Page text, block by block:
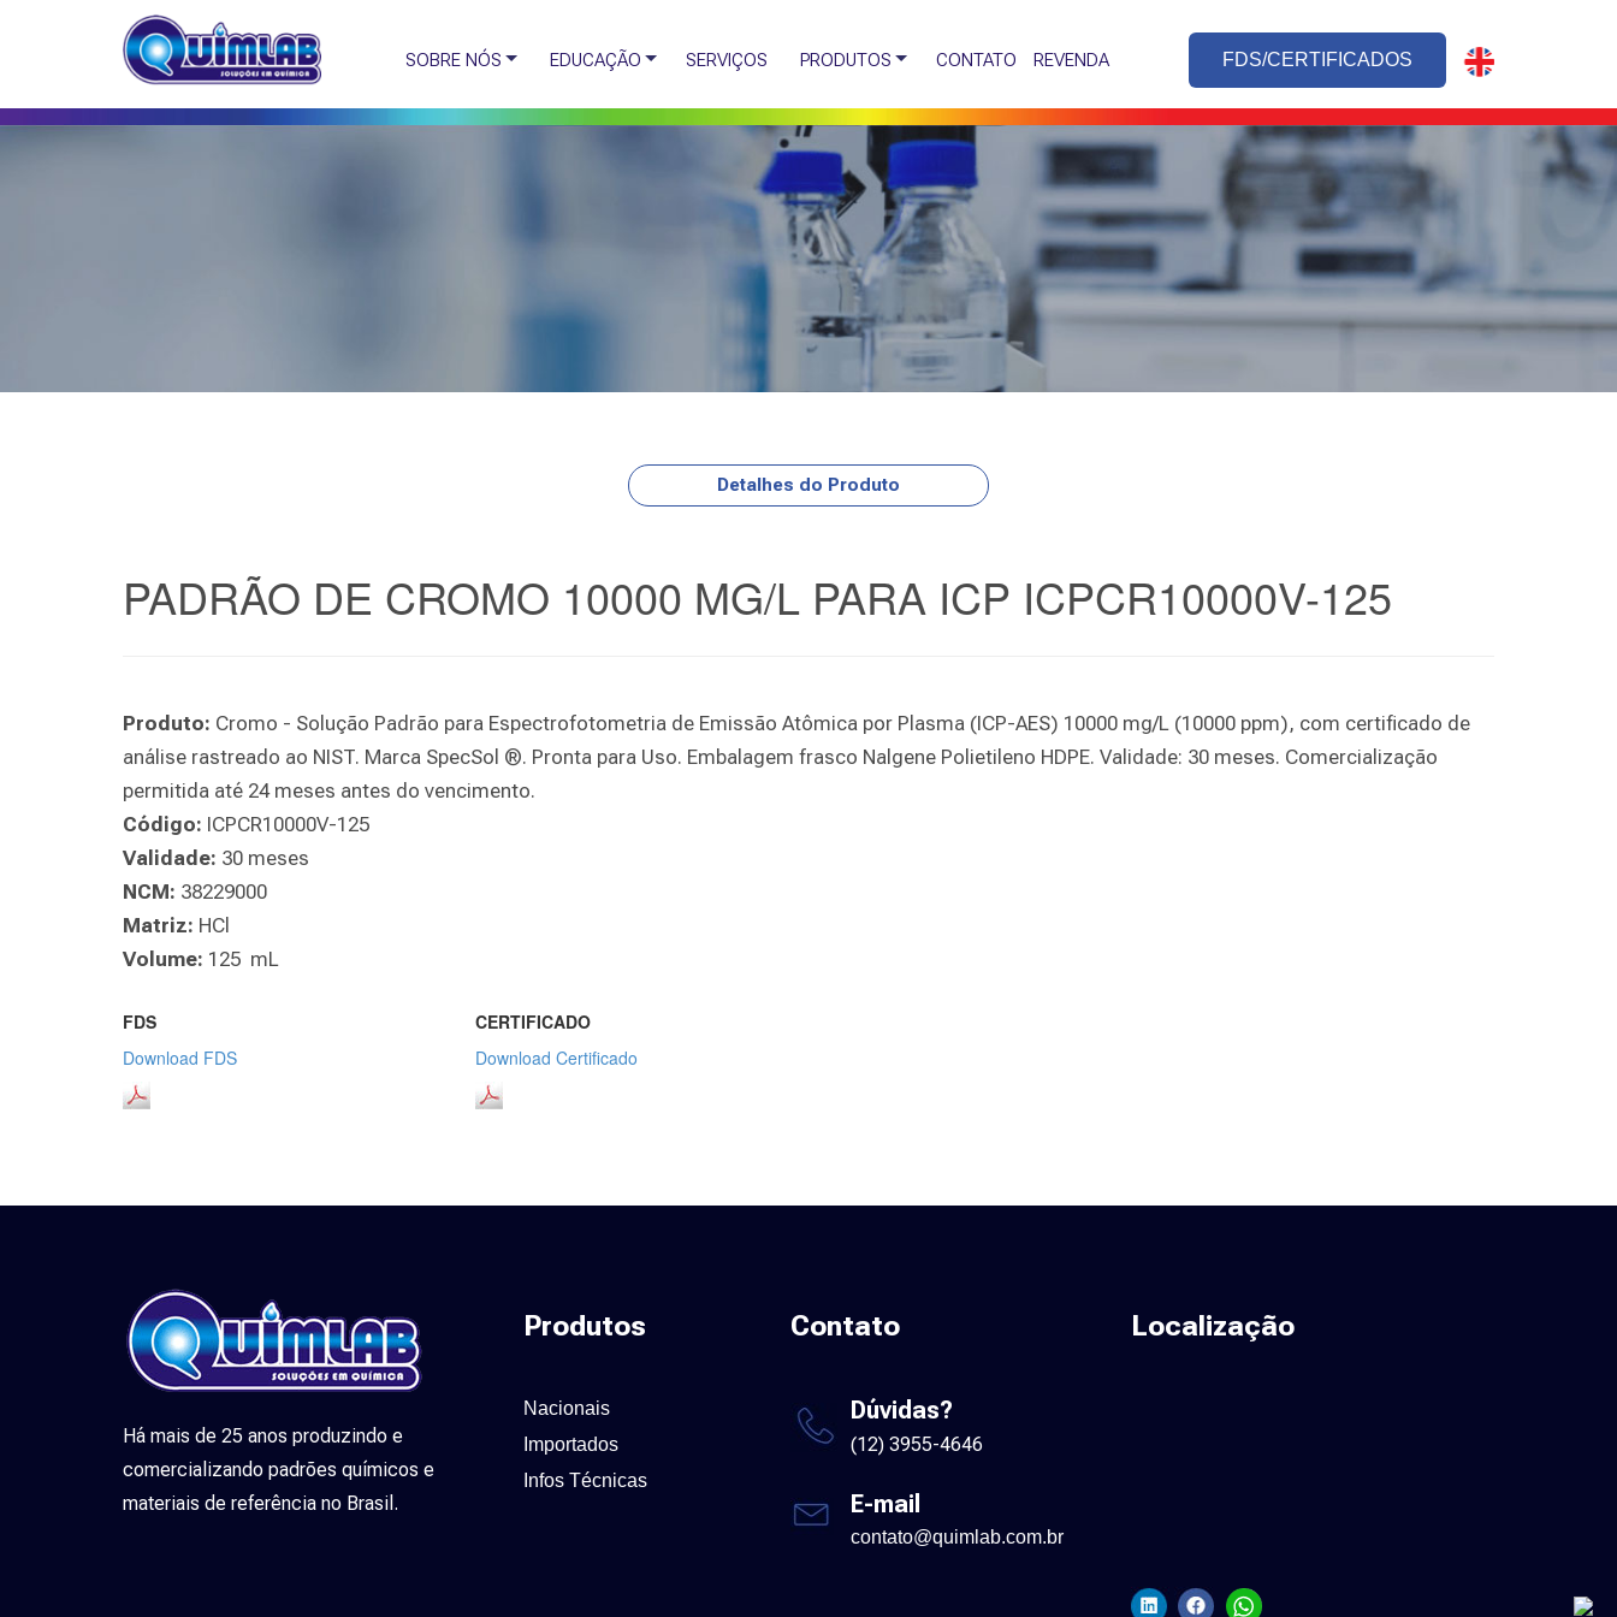
SOBRE NÓS EDUCAÇÃO SERVIÇOS PRODUTOS CONTATO REVENDA FDS/CERTIFICADOS
Detalhes do Produto
PADRÃO DE CROMO 10000 MG/L PARA ICP ICPCR10000V-125
Produto: Cromo - Solução Padrão para Espectrofotometria de Emissão Atômica por Plasma (ICP-AES) 10000 mg/L (10000 ppm), com certificado de
análise rastreado ao NIST. Marca SpecSol ®. Pronta para Uso. Embalagem frasco Nalgene Polietileno HDPE. Validade: 30 meses. Comercialização
permitida até 24 meses antes do vencimento.
Código: ICPCR10000V-125
Validade: 30 meses
NCM: 38229000
Matriz: HCl
Volume: 125 mL
FDS
Download FDS
CERTIFICADO
Download Certificado
Há mais de 25 anos produzindo e
comercializando padrões químicos e
materiais de referência no Brasil.
Produtos
Nacionais
Importados
Infos Técnicas
Contato
Dúvidas?
(12) 3955-4646
E-mail
contato@quimlab.com.br
Localização